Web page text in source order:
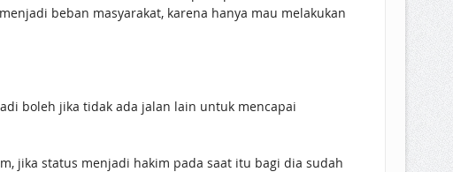
beban masyarakat, karena hanya mau melakukan
boleh jika tidak ada jalan lain untuk mencapai
jika status menjadi hakim pada saat itu bagi dia sudah